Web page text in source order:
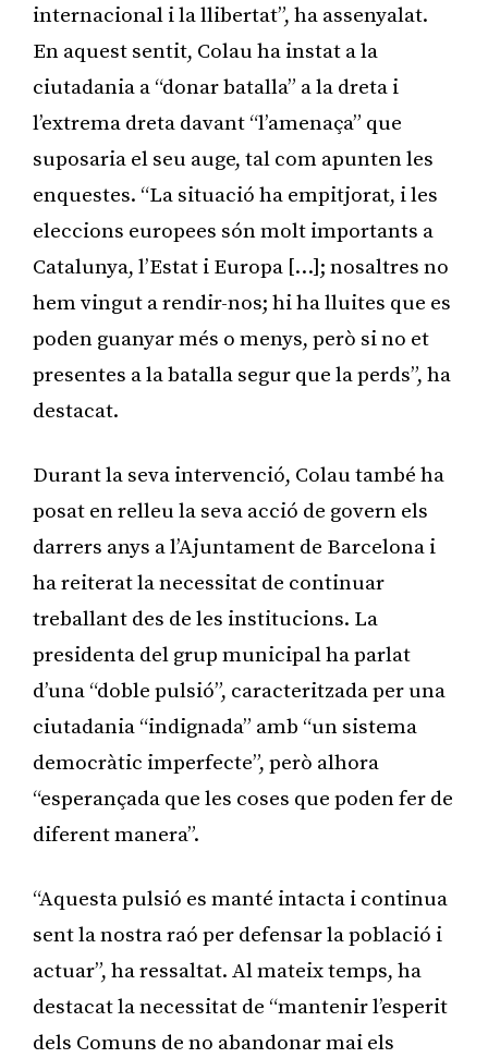
internacional i la llibertat”, ha assenyalat.
En aquest sentit, Colau ha instat a la
ciutadania a “donar batalla” a la dreta i
l’extrema dreta davant “l’amenaça” que
suposaria el seu auge, tal com apunten les
enquestes. “La situació ha empitjorat, i les
eleccions europees són molt importants a
Catalunya, l’Estat i Europa […]; nosaltres no
hem vingut a rendir-nos; hi ha lluites que es
poden guanyar més o menys, però si no et
presentes a la batalla segur que la perds”, ha
destacat.
Durant la seva intervenció, Colau també ha
posat en relleu la seva acció de govern els
darrers anys a l’Ajuntament de Barcelona i
ha reiterat la necessitat de continuar
treballant des de les institucions. La
presidenta del grup municipal ha parlat
d’una “doble pulsió”, caracteritzada per una
ciutadania “indignada” amb “un sistema
democràtic imperfecte”, però alhora
“esperançada que les coses que poden fer de
diferent manera”.
“Aquesta pulsió es manté intacta i continua
sent la nostra raó per defensar la població i
actuar”, ha ressaltat. Al mateix temps, ha
destacat la necessitat de “mantenir l’esperit
dels Comuns de no abandonar mai els